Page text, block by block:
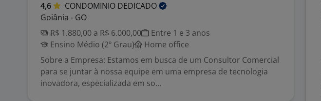
4,6 CONDOMINIO DEDICADO
Goiânia - GO
R$ 1.880,00 a R$ 6.000,00
Entre 1 e 3 anos
Ensino Médio (2º Grau)
Home office
Sobre a Empresa: Estamos em busca de um Consultor Comercial
para se juntar à nossa equipe em uma empresa de tecnologia
inovadora, especializada em so...